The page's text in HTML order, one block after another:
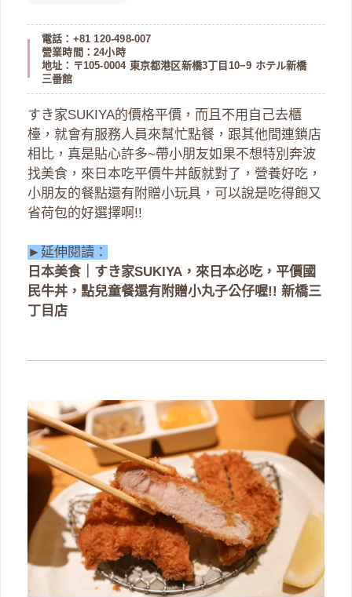
電話：+81 120-498-007
營業時間：24小時
地址：〒105-0004 東京都港区新橋3丁目10−9 ホテル新橋
三番館
すき家SUKIYA的價格平價，而且不用自己去櫃
檯，就會有服務人員來幫忙點餐，跟其他間連鎖店
相比，真是貼心許多~帶小朋友如果不想特別奔波
找美食，來日本吃平價牛丼飯就對了，營養好吃，
小朋友的餐點還有附贈小玩具，可以說是吃得飽又
省荷包的好選擇啊!!
►延伸閱讀：
日本美食｜すき家SUKIYA，來日本必吃，平價國
民牛丼，點兒童餐還有附贈小丸子公仔喔!! 新橋三
丁目店